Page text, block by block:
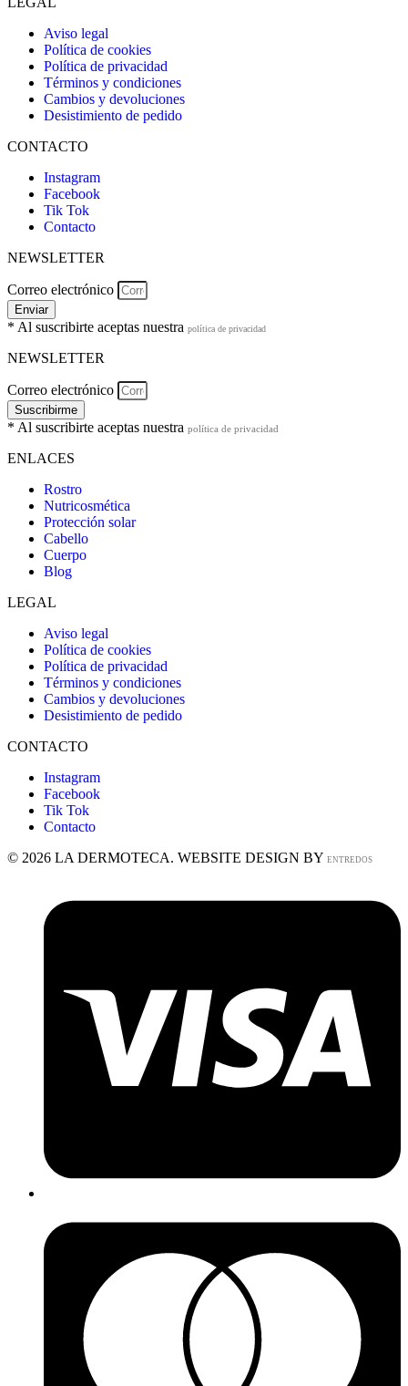
Aviso legal
Política de cookies
Política de privacidad
Términos y condiciones
Cambios y devoluciones
Desistimiento de pedido
CONTACTO
Instagram
Facebook
Tik Tok
Contacto
NEWSLETTER
Correo electrónico
Enviar
* Al suscribirte aceptas nuestra política de privacidad
NEWSLETTER
Correo electrónico
Suscribirme
* Al suscribirte aceptas nuestra política de privacidad
ENLACES
Rostro
Nutricosmética
Protección solar
Cabello
Cuerpo
Blog
LEGAL
Aviso legal
Política de cookies
Política de privacidad
Términos y condiciones
Cambios y devoluciones
Desistimiento de pedido
CONTACTO
Instagram
Facebook
Tik Tok
Contacto
© 2026 LA DERMOTECA. WEBSITE DESIGN BY ENTREDOS